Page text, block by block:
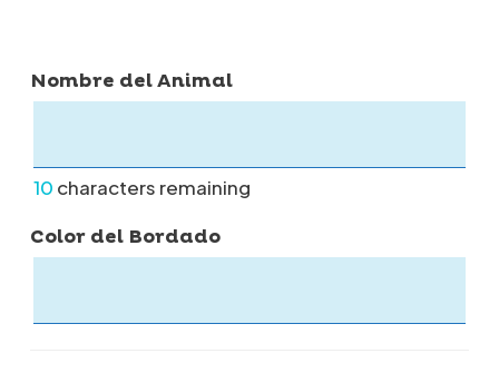
Nombre del Animal
10 characters remaining
Color del Bordado